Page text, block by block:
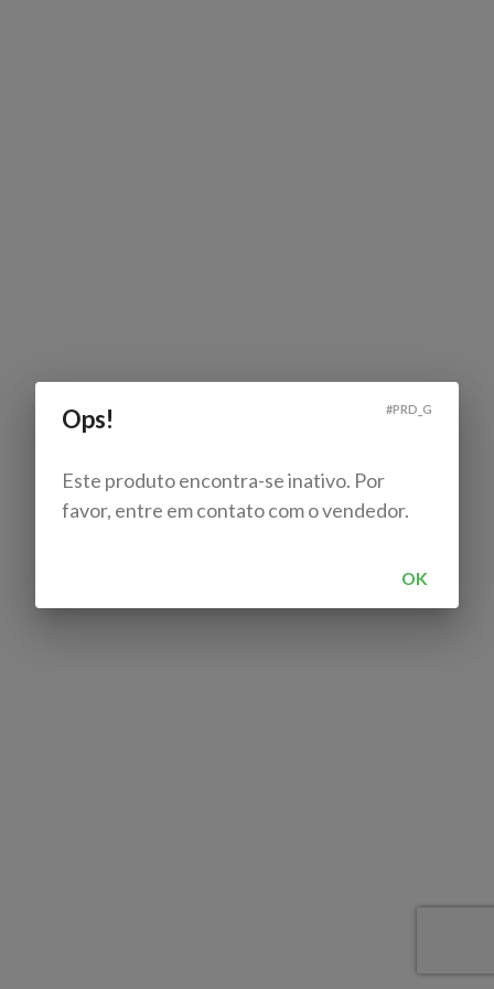
Ops! #PRD_G
Este produto encontra-se inativo. Por
favor, entre em contato com o vendedor.
OK